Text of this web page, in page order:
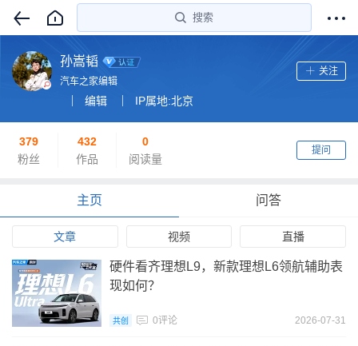
搜索
孙嵩韬
汽车之家编辑
编辑 IP属地:北京
关注
379
粉丝
432
作品
0
阅读量
提问
主页 问答
文章 视频 直播
硬件看齐理想L9，新款理想L6领航辅助表
现如何？
共创 0评论 2026-07-31